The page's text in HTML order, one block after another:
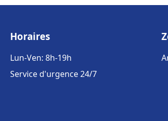
Horaires
Lun-Ven: 8h-19h
Service d'urgence 24/7